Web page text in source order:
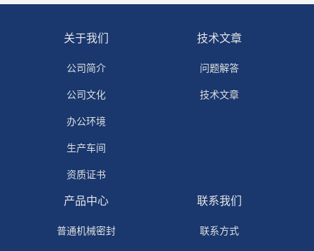
关于我们
公司简介
公司文化
办公环境
生产车间
资质证书
技术文章
问题解答
技术文章
产品中心
普通机械密封
联系我们
联系方式